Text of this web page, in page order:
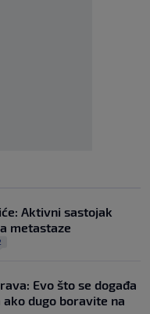
Aktivni sastojak
metastaze
Evo što se događa
dugo boravite na